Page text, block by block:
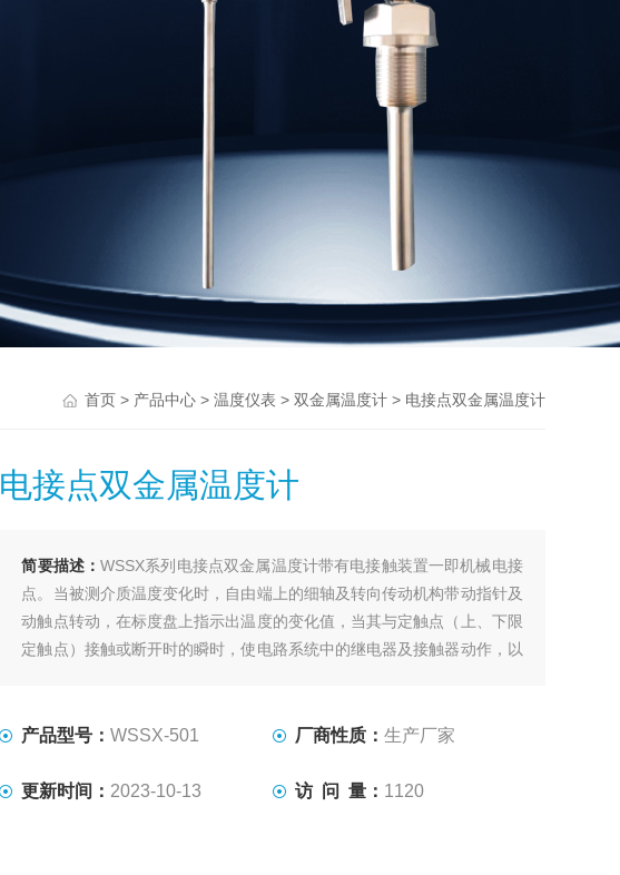
首页> 产品中心> 温度仪表 > 双金属温度计> 电接点双金属温度计
电接点双金属温度计
简要描述：WSSX系列电接点双金属温度计带有电接触装置一即机械电接
点。当被测介质温度变化时，自由端上的细轴及转向传动机构带动指针及
动触点转动，在标度盘上指示出温度的变化值，当其与定触点（上、下限
定触点）接触或断开时的瞬时，使电路系统中的继电器及接触器动作，以
产品型号：WSSX-501 厂商性质： 生产厂家
更新时间： 2023-10-13 访 问 量： 1120